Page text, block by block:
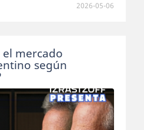
2026-05-06
mercado
según